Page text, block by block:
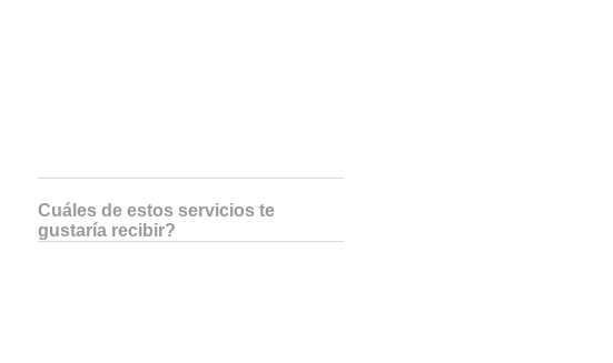
Cuáles de estos servicios te
gustaría recibir?